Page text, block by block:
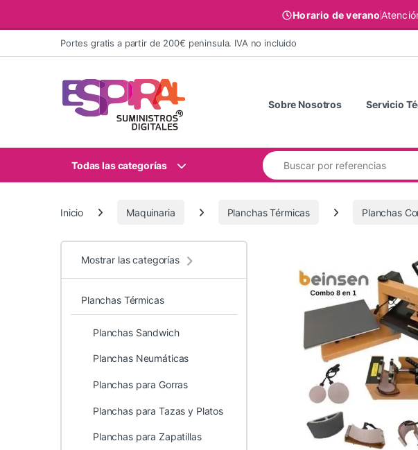
Horario de verano
Ir al contenidoPortes gratis a partir de 200€ peninsula. IVA no incluido
Sobre Nosotros Servicio
Todas las categorías
Buscar:
Inicio Maquinaria Planchas Térmicas Planchas
Mostrar las categorías
Planchas Térmicas
Planchas Sandwich
Planchas Neumáticas
Planchas para Gorras
Planchas para Tazas y Platos
Planchas para Zapatillas